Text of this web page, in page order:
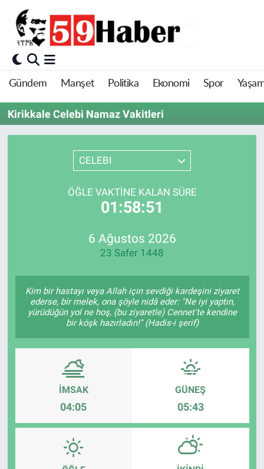
Gündem Manşet Politika Ekonomi Spor
Kirikkale Celebi Namaz Vakitleri
CELEBI
ÖĞLE VAKTINE KALAN SÜRE
01:58:51
6 Ağustos 2026
23 Safer 1448
Kim bir hastayı veya Allah için sevdiği kardeşini ziyaret
ederse, bir melek, ona şöyle nidâ eder: "Ne iyi yaptın,
yürüdüğün yol ne hoş, (bu ziyaretle) Cennet'te kendine
bir köşk hazırladın!" (Hadis-i şerif)
İMSAK
04:05
GÜNEŞ
05:43